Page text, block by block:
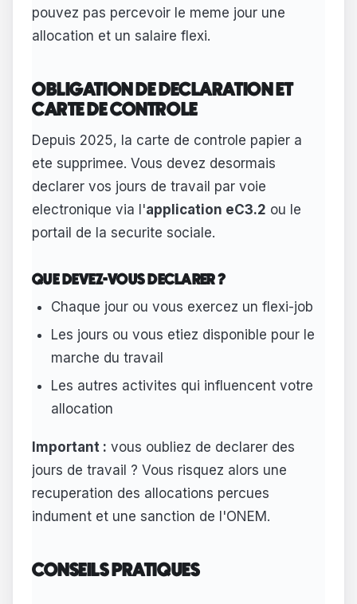
pouvez pas percevoir le meme jour une
allocation et un salaire flexi.
OBLIGATION DE DECLARATION ET
CARTE DE CONTROLE
Depuis 2025, la carte de controle papier a
ete supprimee. Vous devez desormais
declarer vos jours de travail par voie
electronique via l'application eC3.2 ou le
portail de la securite sociale.
QUE DEVEZ-VOUS DECLARER ?
Chaque jour ou vous exercez un flexi-job
Les jours ou vous etiez disponible pour le
marche du travail
Les autres activites qui influencent votre
allocation
Important : vous oubliez de declarer des
jours de travail ? Vous risquez alors une
recuperation des allocations percues
indument et une sanction de l'ONEM.
CONSEILS PRATIQUES